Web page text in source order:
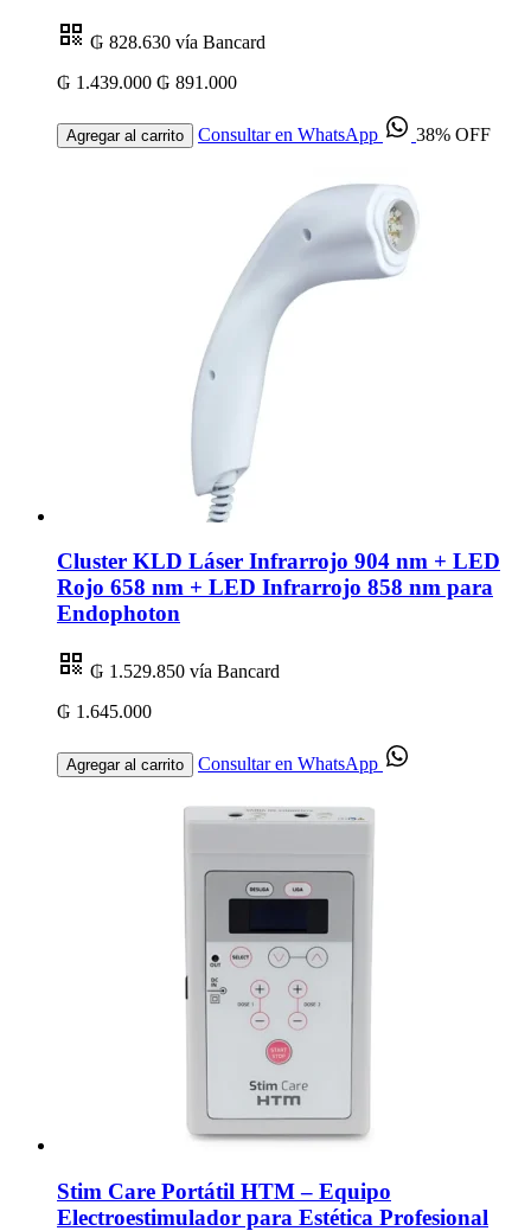
₲ 828.630 vía Bancard
₲ 1.439.000 ₲ 891.000
Agregar al carrito Consultar en WhatsApp 38% OFF
Cluster KLD Láser Infrarrojo 904 nm + LED
Rojo 658 nm + LED Infrarrojo 858 nm para
Endophoton
₲ 1.529.850 vía Bancard
₲ 1.645.000
Agregar al carrito Consultar en WhatsApp
Stim Care Portátil HTM – Equipo
Electroestimulador para Estética Profesional